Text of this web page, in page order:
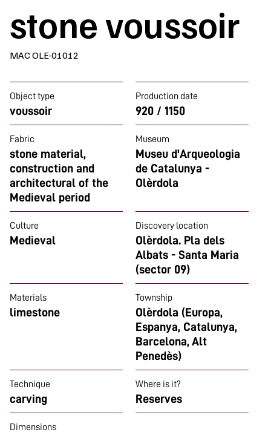
stone voussoir
MAC OLE-01012
Object type
voussoir
Production date
920 / 1150
Fabric
stone material,
construction and
architectural of the
Medieval period
Museum
Museu d'Arqueologia
de Catalunya -
Olèrdola
Culture
Medieval
Discovery location
Olèrdola. Pla dels
Albats - Santa Maria
(sector 09)
Materials
limestone
Township
Olèrdola (Europa,
Espanya, Catalunya,
Barcelona, Alt
Penedès)
Technique
carving
Where is it?
Reserves
Dimensions